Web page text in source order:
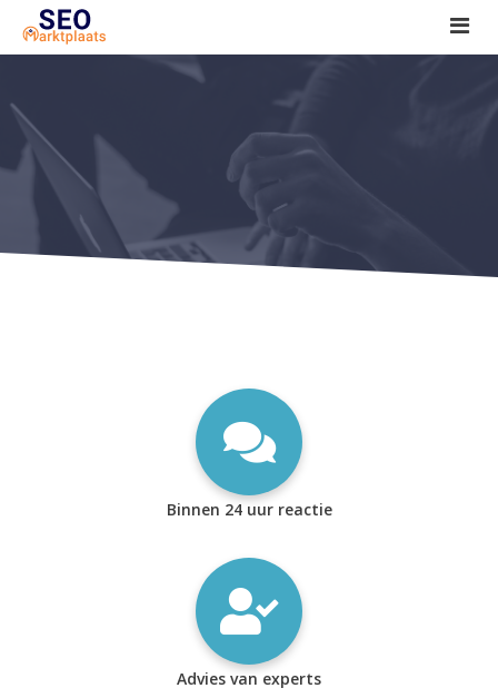
SEO tools reviews
Marketeer bij jou in de buurt?
Offerte
1. Seo voor beginners +
2. Onderzoeken +
Binnen 24 uur reactie
Advies van experts